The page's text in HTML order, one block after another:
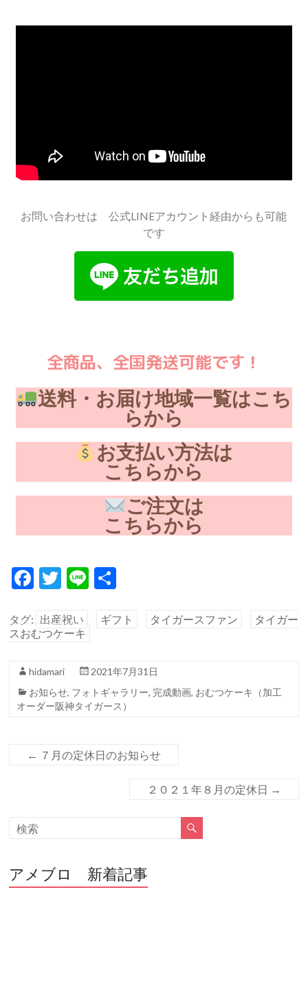
お問い合わせは 公式LINEアカウント経由からも可能
です
全商品、全国発送可能です！
送料・お届け地域一覧はこち
らから
お支払い方法は
こちらから
ご注文は
こちらから
F
e
b
o
o
k
T
itt
er
Li
タグ: 出産祝い ギフト タイガースファン
タイガー
スおむつケーキ
hidamari
2021年7月31日
お知らせ, フォトギャラリー, 完成動画, おむつケーキ（加工
オーダー阪神タイガース）
← ７月の定休日のお知らせ
２０２１年８月の定休日 →
アメブロ 新着記事